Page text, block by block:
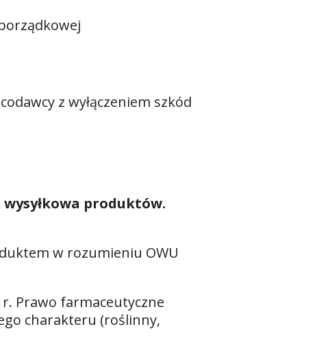
z wyłączeniem szkód
produktów.
w rozumieniu OWU
Prawo farmaceutyczne
charakteru (roślinny,